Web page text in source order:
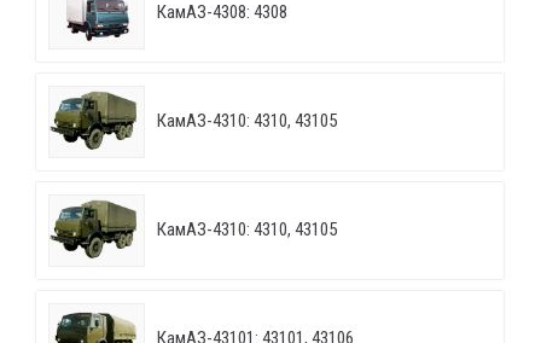
КамАЗ-4308: 4308
КамАЗ-4310: 4310, 43105
КамАЗ-4310: 4310, 43105